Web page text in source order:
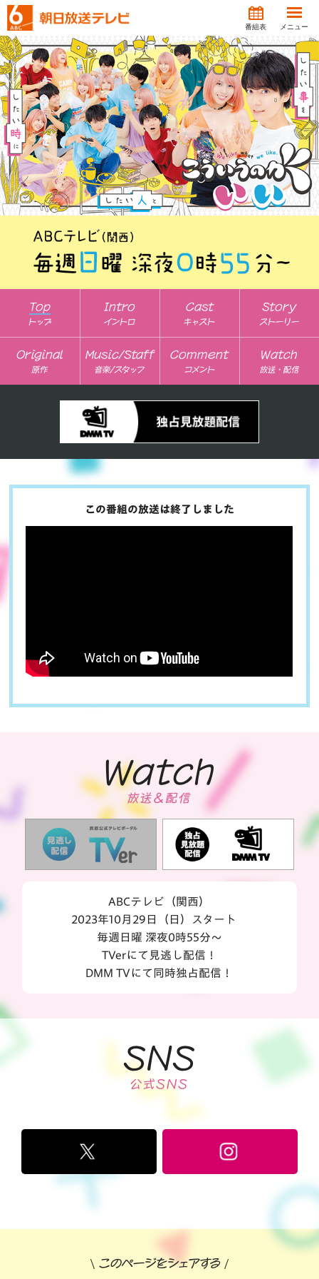
番組表 メニュー
Top
トップ
Intro
イントロ
Cast
キャスト
Story
ストーリー
Original
原作
Music/Staff
音楽/スタッフ
Comment
コメント
Watch
放送・配信
この番組の放送は終了しました
Watch
放送＆配信
ABCテレビ（関西）
2023年10月29日（日）スタート
毎週日曜 深夜0時55分～
TVerにて見逃し配信！
DMM TVにて同時独占配信！
SNS
公式SNS
このページをシェアする